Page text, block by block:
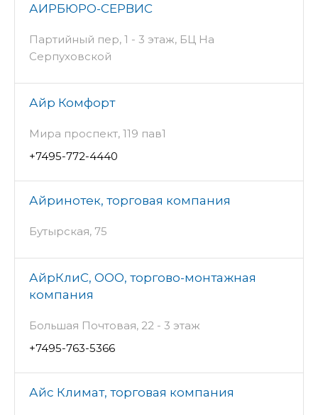
АИРБЮРО-СЕРВИС
Партийный пер, 1 - 3 этаж, БЦ На
Серпуховской
Айр Комфорт
Мира проспект, 119 пав1
+7495-772-4440
Айринотек, торговая компания
Бутырская, 75
АйрКлиС, ООО, торгово-монтажная
компания
Большая Почтовая, 22 - 3 этаж
+7495-763-5366
Айс Климат, торговая компания